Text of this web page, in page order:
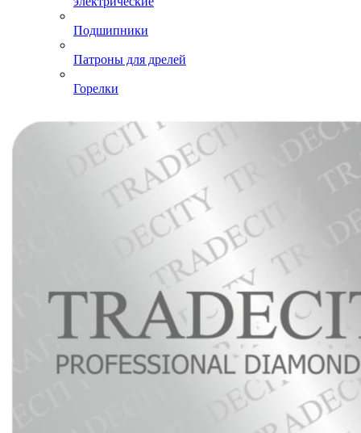
Подшипники
Патроны для дрелей
Горелки